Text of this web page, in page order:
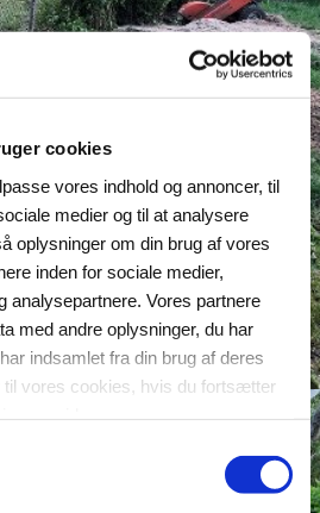
cookies
vores indhold og annoncer, til
medier og til at analysere
oplysninger om din brug af vores
inden for sociale medier,
analysepartnere. Vores partnere
med andre oplysninger, du har
indsamlet fra din brug af deres
vores cookies, hvis du fortsætter